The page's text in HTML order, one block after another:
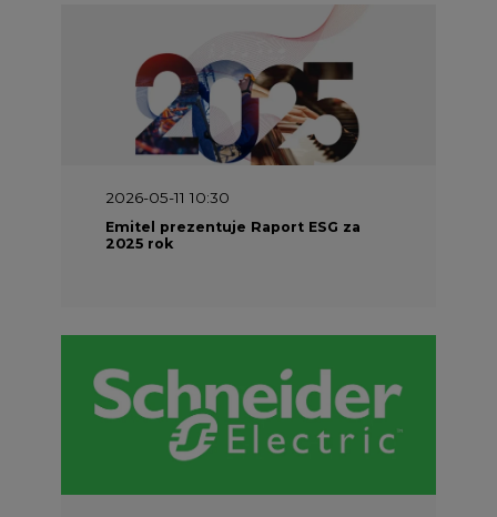
2026-05-11 10:30
Emitel prezentuje Raport ESG za
2025 rok